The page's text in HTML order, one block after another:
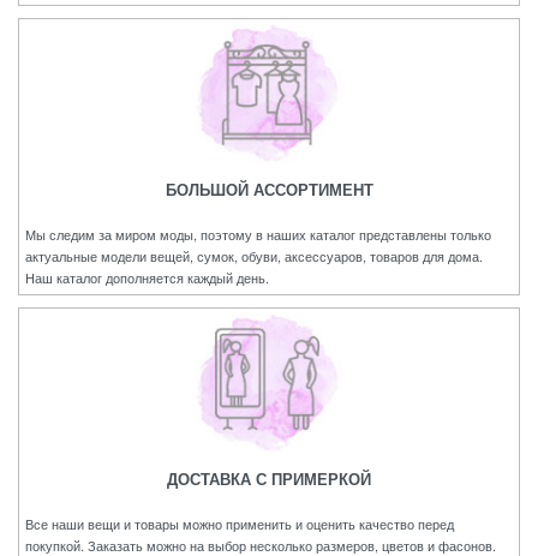
БОЛЬШОЙ АССОРТИМЕНТ
Мы следим за миром моды, поэтому в наших каталог представлены только
актуальные модели вещей, сумок, обуви, аксессуаров, товаров для дома.
Наш каталог дополняется каждый день.
ДОСТАВКА С ПРИМЕРКОЙ
Все наши вещи и товары можно применить и оценить качество перед
покупкой. Заказать можно на выбор несколько размеров, цветов и фасонов.